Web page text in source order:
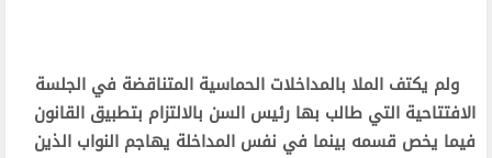
ولم يكتف الملا بالمداخلات الحماسية المتناقضة في الجلسة
الافتتاحية التي طالب بها رئيس السن بالالتزام بتطبيق القانون
فيما يخص قسمه بينما في نفس المداخلة يهاجم النواب الذين